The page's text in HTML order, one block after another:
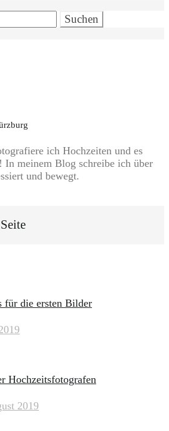
ich Hochzeiten und es
meinem Blog schreibe ich über
und bewegt.
für die ersten Bilder
Hochzeitsfotografen
2019